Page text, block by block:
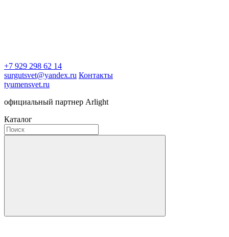
+7 929 298 62 14
surgutsvet@yandex.ru Контакты
tyumensvet.ru
официальный партнер Arlight
Каталог